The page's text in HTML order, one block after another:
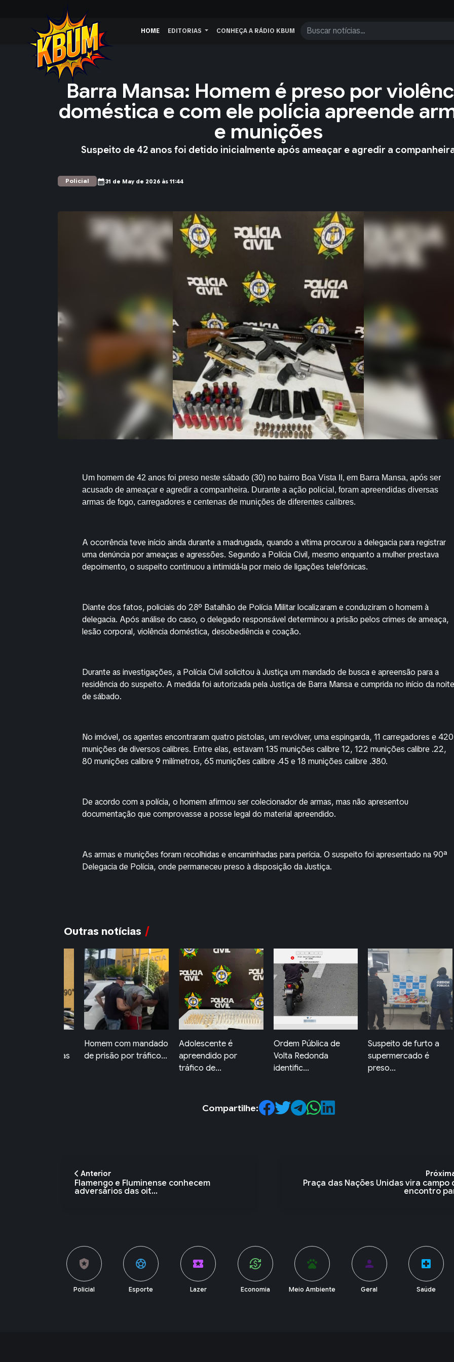
HOME EDITORIAS CONHEÇA A RÁDIO KBUM
Barra Mansa: Homem é preso por
doméstica e com ele polícia apreende
e munições
Suspeito de 42 anos foi detido inicialmente após ameaçar e agredir a
Policial calendar_month31 de May de 2026 às 11:44
Um homem de 42 anos foi preso neste sábado (30) no bairro Boa Vista II, em Barra Mansa, após ser
acusado de ameaçar e agredir a companheira. Durante a ação policial, foram apreendidas diversas
armas de fogo, carregadores e centenas de munições de diferentes calibres.
A ocorrência teve início ainda durante a madrugada, quando a vítima procurou a delegacia para registrar
uma denúncia por ameaças e agressões. Segundo a Polícia Civil, mesmo enquanto a mulher prestava
depoimento, o suspeito continuou a intimidá-la por meio de ligações telefônicas.
Diante dos fatos, policiais do 28º Batalhão de Polícia Militar localizaram e conduziram o homem à
delegacia. Após análise do caso, o delegado responsável determinou a prisão pelos crimes de ameaça,
lesão corporal, violência doméstica, desobediência e coação.
Durante as investigações, a Polícia Civil solicitou à Justiça um mandado de busca e apreensão para a
residência do suspeito. A medida foi autorizada pela Justiça de Barra Mansa e cumprida no início da noite
de sábado.
No imóvel, os agentes encontraram quatro pistolas, um revólver, uma espingarda, 11 carregadores e 420
munições de diversos calibres. Entre elas, estavam 135 munições calibre 12, 122 munições calibre .22,
80 munições calibre 9 milímetros, 65 munições calibre .45 e 18 munições calibre .380.
De acordo com a polícia, o homem afirmou ser colecionador de armas, mas não apresentou
documentação que comprovasse a posse legal do material apreendido.
As armas e munições foram recolhidas e encaminhadas para perícia. O suspeito foi apresentado na 90ª
Delegacia de Polícia, onde permaneceu preso à disposição da Justiça.
Outras notícias
por tráfico...
Adolescente é
apreendido por
Ordem Pública de
Volta Redonda
identific...
Suspeito de furto a
supermercado é
preso...
Jovem e mulher ficam
feridos após ataque...
Compartilhe:
Anterior
Flamengo e Fluminense conhecem
adversários das oit...
Praça das Nações Unidas vira campo
encontro
sports_soccer
Esporte
local_activity
Lazer
currency_exchange
Economia
pets
Meio Ambiente
person
Geral
local_hospital
Saúde
account_balance
Política